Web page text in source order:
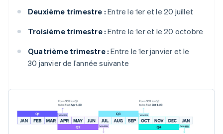
Deuxième trimestre : Entre le 1er et le 20 juillet
Troisième trimestre : Entre le 1er et le 20 octobre
Quatrième trimestre : Entre le 1er janvier et le
30 janvier de l’année suivante